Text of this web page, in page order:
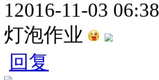
12016-11-03 06:38
灯泡作业
回复